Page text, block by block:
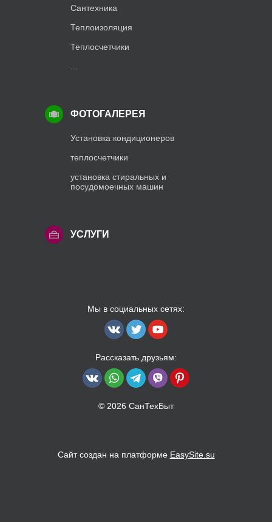
Сантехника
Теплоизоляция
Теплосчетчики
ФОТОГАЛЕРЕЯ
Установка кондиционеров
теплосчетчики
установка стиральных и
посудомоечных машин
УСЛУГИ
Мы в социальных сетях:
Рассказать друзьям:
© 2026 СанТехБыт
Сайт создан на платформе EasySite.su